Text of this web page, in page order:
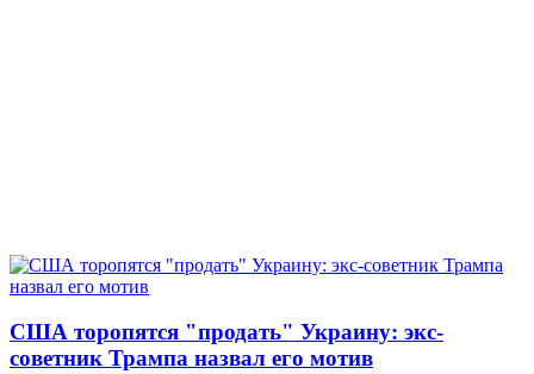
CША торопятся "продать" Украину: экс-
советник Трампа назвал его мотив